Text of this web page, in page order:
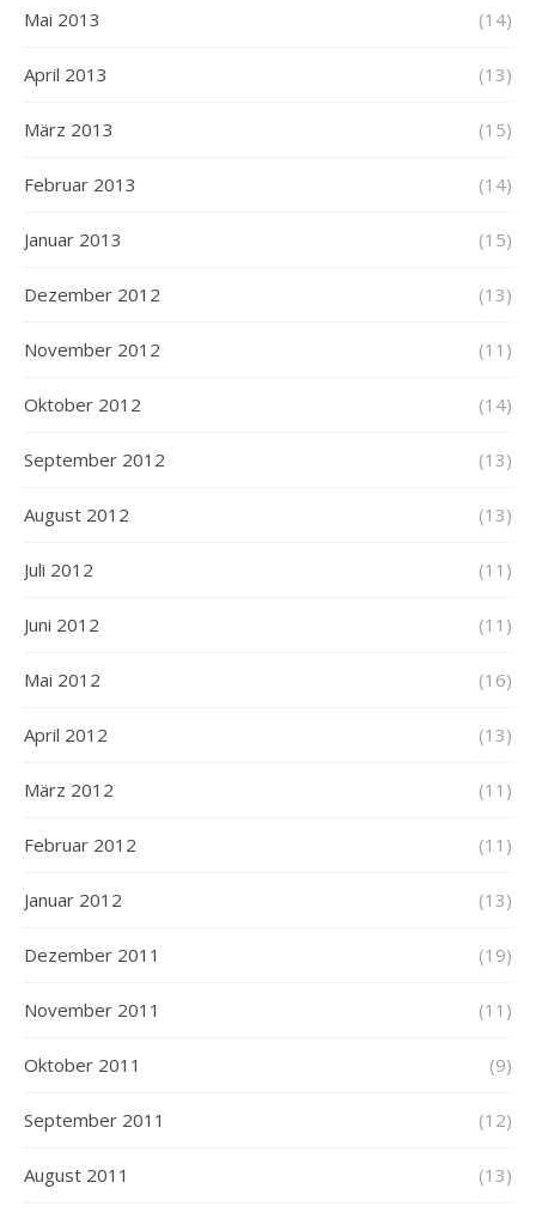
Mai 2013 (14)
April 2013 (13)
März 2013 (15)
Februar 2013 (14)
Januar 2013 (15)
Dezember 2012 (13)
November 2012 (11)
Oktober 2012 (14)
September 2012 (13)
August 2012 (13)
Juli 2012 (11)
Juni 2012 (11)
Mai 2012 (16)
April 2012 (13)
März 2012 (11)
Februar 2012 (11)
Januar 2012 (13)
Dezember 2011 (19)
November 2011 (11)
Oktober 2011 (9)
September 2011 (12)
August 2011 (13)